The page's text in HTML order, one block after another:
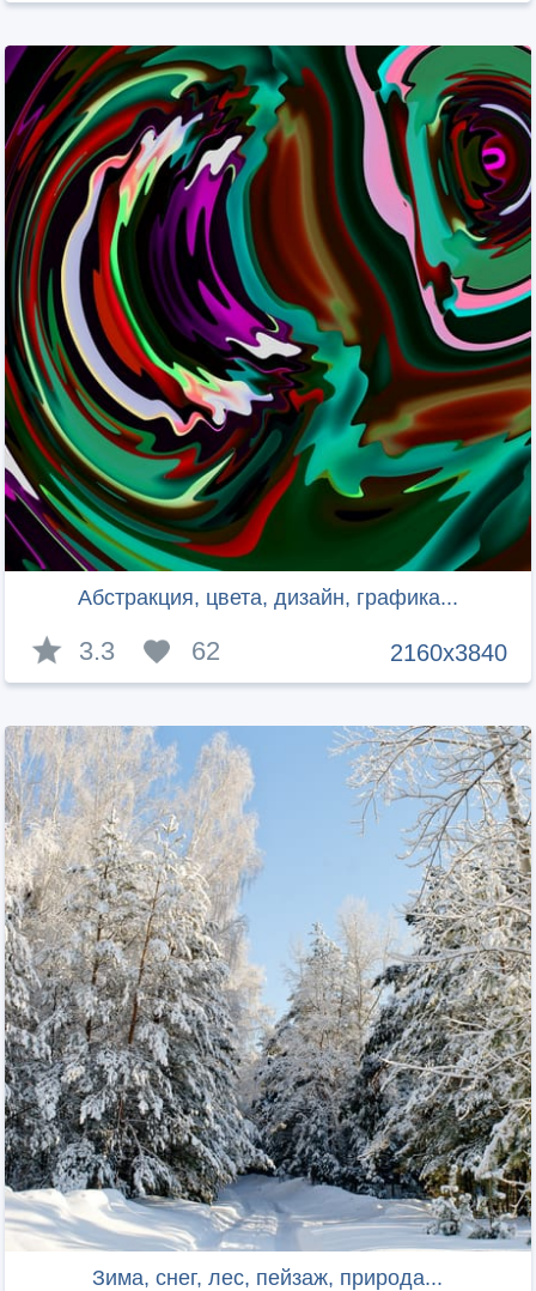
Абстракция, цвета, дизайн, графика...
2160x3840
3.3 62
Зима, снег, лес, пейзаж, природа...